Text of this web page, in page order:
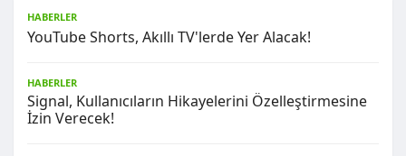
HABERLER
YouTube Shorts, Akıllı TV'lerde Yer Alacak!
HABERLER
Signal, Kullanıcıların Hikayelerini Özelleştirmesine
İzin Verecek!